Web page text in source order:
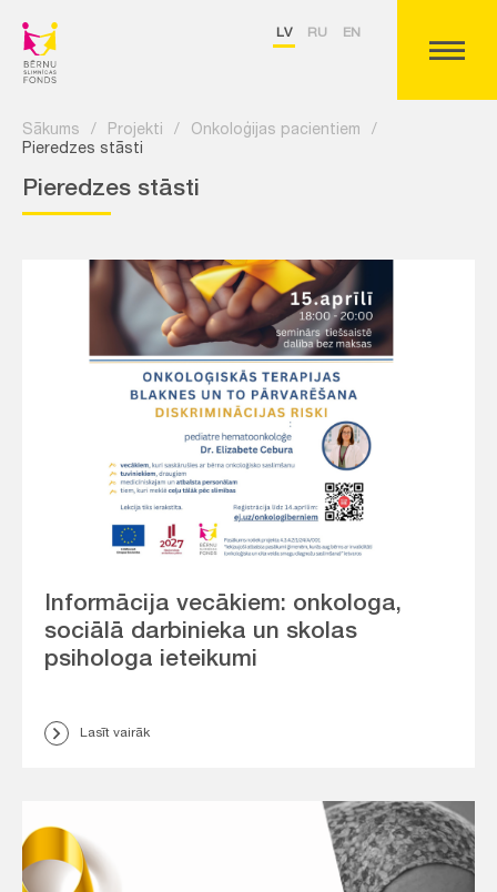
LV RU EN
Sākums / Projekti / Onkoloģijas pacientiem
/
Pieredzes stāsti
Pieredzes stāsti
Informācija vecākiem: onkologa,
sociālā darbinieka un skolas
psihologa ieteikumi
Lasīt vairāk